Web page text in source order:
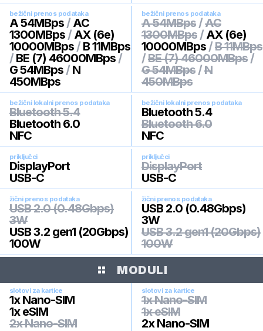
bežični prenos podataka
A 54MBps / AC
1300MBps / AX (6e)
10000MBps / B 11MBps
/ BE (7) 46000MBps /
G 54MBps / N
450MBps
bežični prenos podataka
A 54MBps /AC
1300MBps / AX (6e)
10000MBps /B 11MBps
/BE (7) 46000MBps /
G 54MBps /N
450MBps
bežični lokalni prenos podataka
Bluetooth 5.4
Bluetooth 6.0
NFC
bežični lokalni prenos podataka
Bluetooth 5.4
Bluetooth 6.0
NFC
priključci
DisplayPort
USB-C
priključci
DisplayPort
USB-C
žični prenos podataka
USB 2.0 (0.48Gbps)
3W
USB 3.2 gen1 (20Gbps)
100W
žični prenos podataka
USB 2.0 (0.48Gbps)
3W
USB 3.2 gen1 (20Gbps)
100W
MODULI
slotovi za kartice
1x Nano-SIM
1x eSIM
2x Nano-SIM
slotovi za kartice
1x Nano-SIM
1x eSIM
2x Nano-SIM